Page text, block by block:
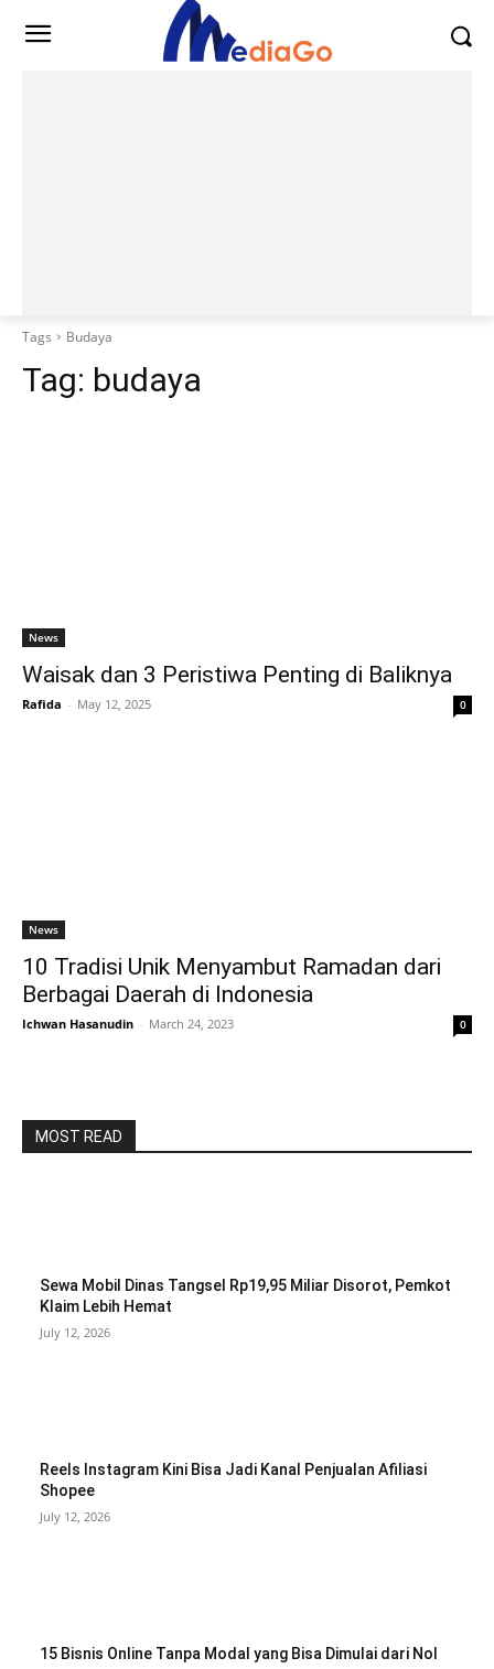
Tags Budaya
Tag: budaya
News
Waisak dan 3 Peristiwa Penting di Baliknya
Rafida - May 12, 2025 0
News
10 Tradisi Unik Menyambut Ramadan dari
Berbagai Daerah di Indonesia
Ichwan Hasanudin - March 24, 2023 0
MOST READ
Sewa Mobil Dinas Tangsel Rp19,95 Miliar Disorot, Pemkot
Klaim Lebih Hemat
July 12, 2026
Reels Instagram Kini Bisa Jadi Kanal Penjualan Afiliasi
Shopee
July 12, 2026
15 Bisnis Online Tanpa Modal yang Bisa Dimulai dari Nol